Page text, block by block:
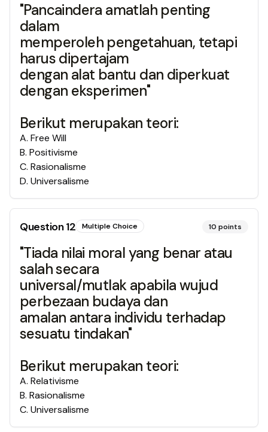
"Pancaindera amatlah penting
dalam
memperoleh pengetahuan, tetapi
harus dipertajam
dengan alat bantu dan diperkuat
dengan eksperimen"
Berikut merupakan teori:
A. Free Will
B. Positivisme
C. Rasionalisme
D. Universalisme
Question12 Multiple Choice 10 points
"Tiada nilai moral yang benar atau
salah secara
universal/mutlak apabila wujud
perbezaan budaya dan
amalan antara individu terhadap
sesuatu tindakan"
Berikut merupakan teori:
A. Relativisme
B. Rasionalisme
C. Universalisme